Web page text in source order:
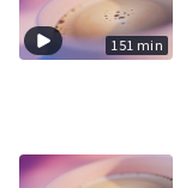
151 min